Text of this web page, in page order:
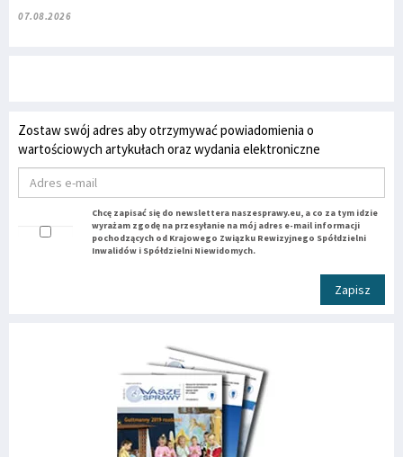
07.08.2026
Zostaw swój adres aby otrzymywać powiadomienia o
wartościowych artykułach oraz wydania elektroniczne
Chcę zapisać się do newslettera naszesprawy.eu, a co za tym idzie
wyrażam zgodę na przesyłanie na mój adres e-mail informacji
pochodzących od Krajowego Związku Rewizyjnego Spółdzielni
Inwalidów i Spółdzielni Niewidomych.
Zapisz